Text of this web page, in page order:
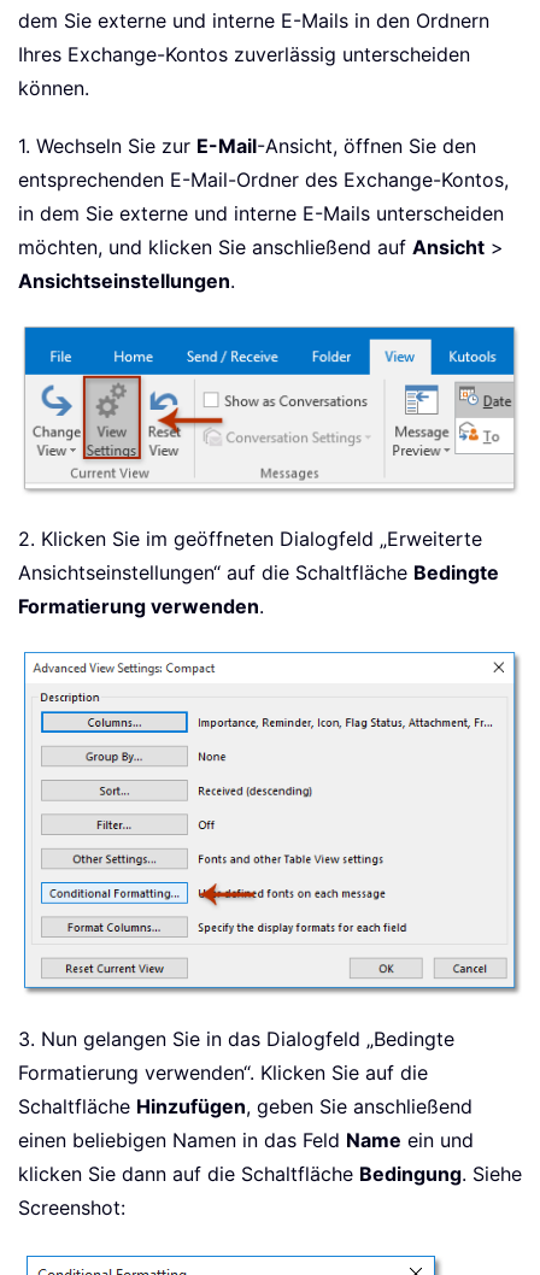
dem Sie externe und interne E-Mails in den Ordnern
Ihres Exchange-Kontos zuverlässig unterscheiden
können.
1. Wechseln Sie zur E-Mail-Ansicht, öffnen Sie den
entsprechenden E-Mail-Ordner des Exchange-Kontos,
in dem Sie externe und interne E-Mails unterscheiden
möchten, und klicken Sie anschließend auf Ansicht >
Ansichtseinstellungen.
2. Klicken Sie im geöffneten Dialogfeld „Erweiterte
Ansichtseinstellungen“ auf die Schaltfläche Bedingte
Formatierung verwenden.
3. Nun gelangen Sie in das Dialogfeld „Bedingte
Formatierung verwenden“. Klicken Sie auf die
Schaltfläche Hinzufügen, geben Sie anschließend
einen beliebigen Namen in das Feld Name ein und
klicken Sie dann auf die Schaltfläche Bedingung. Siehe
Screenshot: